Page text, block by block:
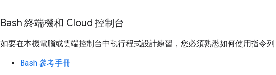
Bash 終端機和 Cloud 控制台
如要在本機電腦或雲端控制台中執行程式設計練習，您必須熟悉如何使用指令列
Bash 參考手冊